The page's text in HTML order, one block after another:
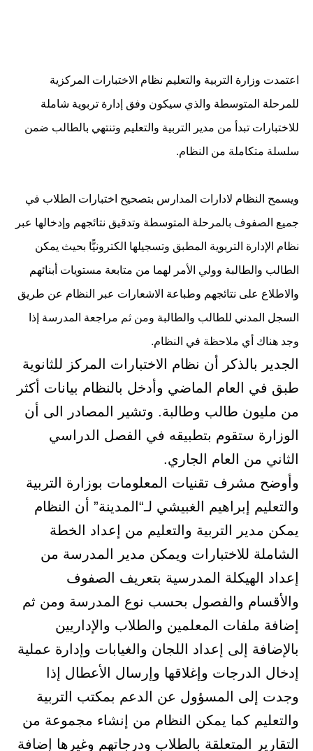
اعتمدت وزارة التربية والتعليم نظام الاختبارات المركزية
للمرحلة المتوسطة والذي سيكون وفق إدارة تربوية شاملة
للاختبارات تبدأ من مدير التربية والتعليم وتنتهي بالطالب ضمن
سلسلة متكاملة من النظام.
ويسمح النظام لادارات المدارس بتصحيح اختبارات الطلاب في
جميع الصفوف بالمرحلة المتوسطة وتدقيق نتائجهم وإدخالها عبر
نظام الإدارة التربوية المطبق وتسجيلها الكترونيًّا بحيث يمكن
الطالب والطالبة وولي الأمر لهما من متابعة مستويات أبنائهم
والاطلاع على نتائجهم وطباعة الاشعارات عبر النظام عن طريق
السجل المدني للطالب والطالبة ومن ثم مراجعة المدرسة إذا
وجد هناك أي ملاحظة في النظام.
الجدير بالذكر أن نظام الاختبارات المركز للثانوية
طبق في العام الماضي وأدخل بالنظام بيانات أكثر
من مليون طالب وطالبة. وتشير المصادر الى أن
الوزارة ستقوم بتطبيقه في الفصل الدراسي
الثاني من العام الجاري.
وأوضح مشرف تقنيات المعلومات بوزارة التربية
والتعليم إبراهيم الغبيشي لـ“المدينة” أن النظام
يمكن مدير التربية والتعليم من إعداد الخطة
الشاملة للاختبارات ويمكن مدير المدرسة من
إعداد الهيكلة المدرسية بتعريف الصفوف
والأقسام والفصول بحسب نوع المدرسة ومن ثم
إضافة ملفات المعلمين والطلاب والإداريين
بالإضافة إلى إعداد اللجان والغيابات وإدارة عملية
إدخال الدرجات وإغلاقها وإرسال الأعطال إذا
وجدت إلى المسؤول عن الدعم بمكتب التربية
والتعليم كما يمكن النظام من إنشاء مجموعة من
التقارير المتعلقة بالطلاب ودرجاتهم وغيرها إضافة